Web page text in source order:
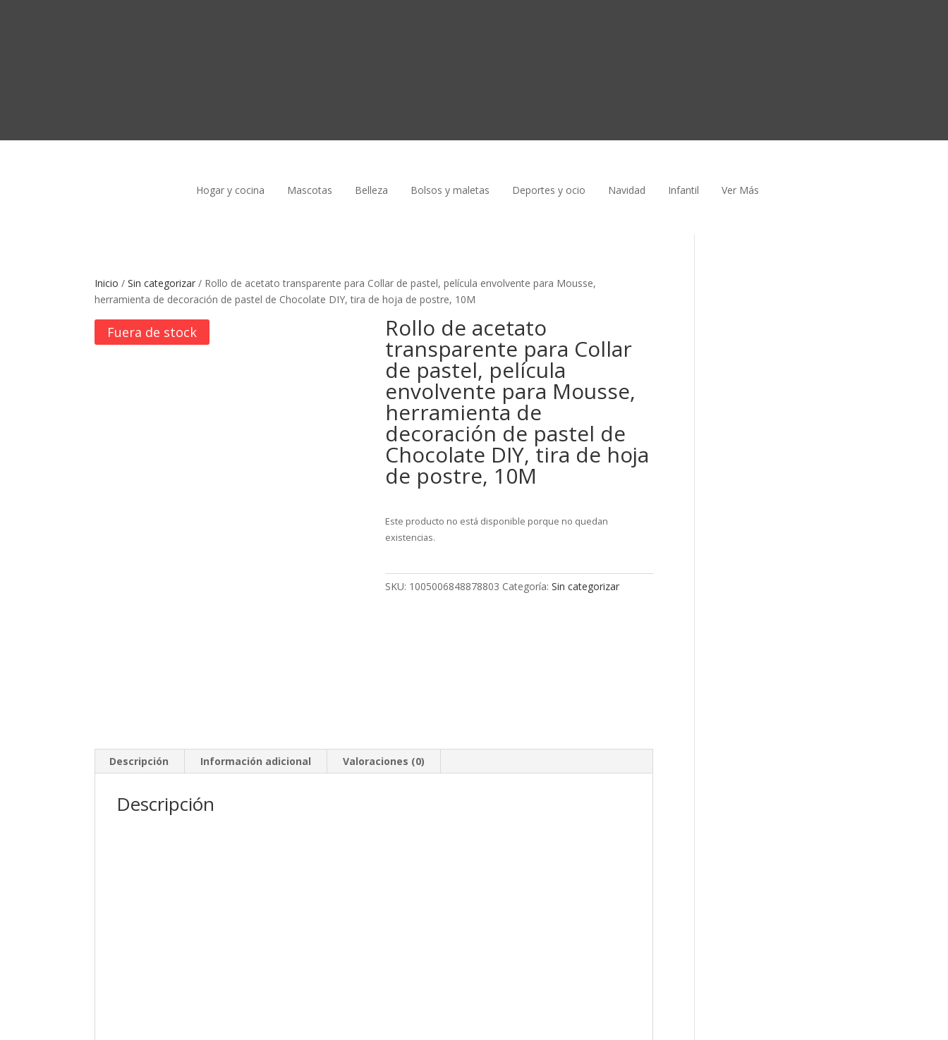
Hogar y cocina Mascotas Belleza Bolsos y maletas Deportes y ocio Navidad Infantil Ver Más
Inicio /Sin categorizar / Rollo de acetato transparente para Collar de pastel, película envolvente para Mousse,
herramienta de decoración de pastel de Chocolate DIY, tira de hoja de postre, 10M
Fuera de stock Rollo de acetato
transparente para Collar
de pastel, película
envolvente para Mousse,
herramienta de
decoración de pastel de
Chocolate DIY, tira de hoja
de postre, 10M
Este producto no está disponible porque no quedan
existencias.
SKU: 1005006848878803 Categoría: Sin categorizar
Descripción Información adicional Valoraciones (0)
Descripción